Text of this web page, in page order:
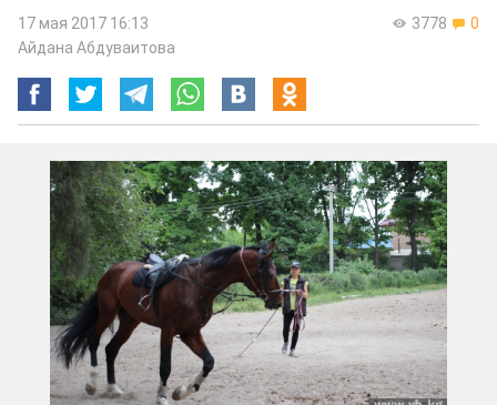
3778 0
17 мая 2017 16:13
Айдана Абдуваитова